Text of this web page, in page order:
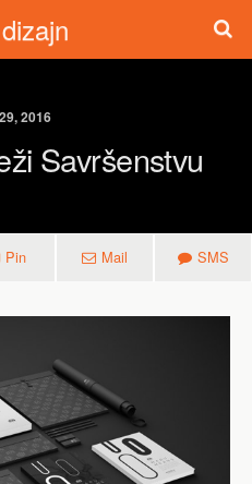
2016
Savršenstvu
Pin Mail SMS